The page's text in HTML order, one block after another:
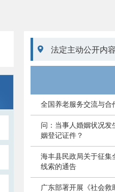
 法定主动公开内容
全国养老服务交流与合
问：当事人婚姻状况
姻登记证件？
海丰县民政局关于征集
线索的通告
广东部署开展《社会救